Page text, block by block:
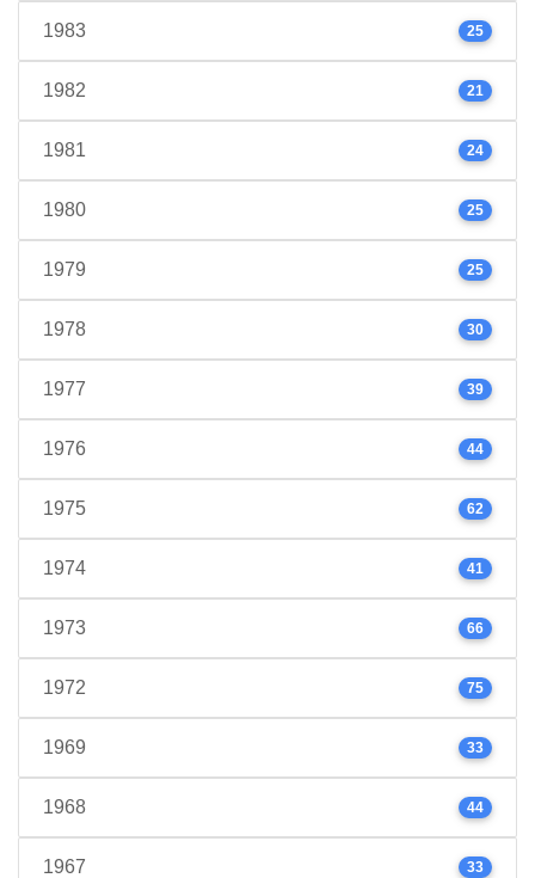
1983 25
1982 21
1981 24
1980 25
1979 25
1978 30
1977 39
1976 44
1975 62
1974 41
1973 66
1972 75
1969 33
1968 44
1967 33